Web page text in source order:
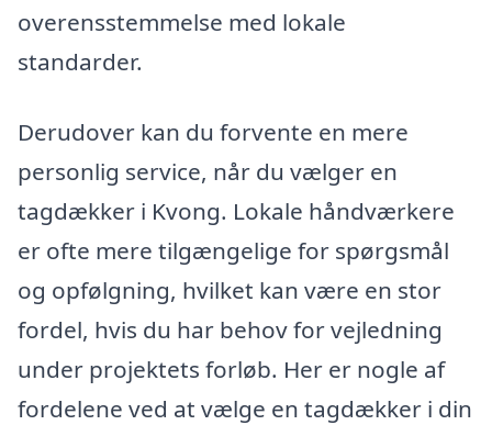
overensstemmelse med lokale
standarder.
Derudover kan du forvente en mere
personlig service, når du vælger en
tagdækker i Kvong. Lokale håndværkere
er ofte mere tilgængelige for spørgsmål
og opfølgning, hvilket kan være en stor
fordel, hvis du har behov for vejledning
under projektets forløb. Her er nogle af
fordelene ved at vælge en tagdækker i din